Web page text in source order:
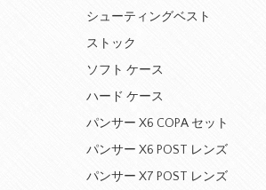
シューティングベスト
ストック
ソフト ケース
ハード ケース
パンサー X6 COPA セット
パンサー X6 POST レンズ
パンサー X7 POST レンズ